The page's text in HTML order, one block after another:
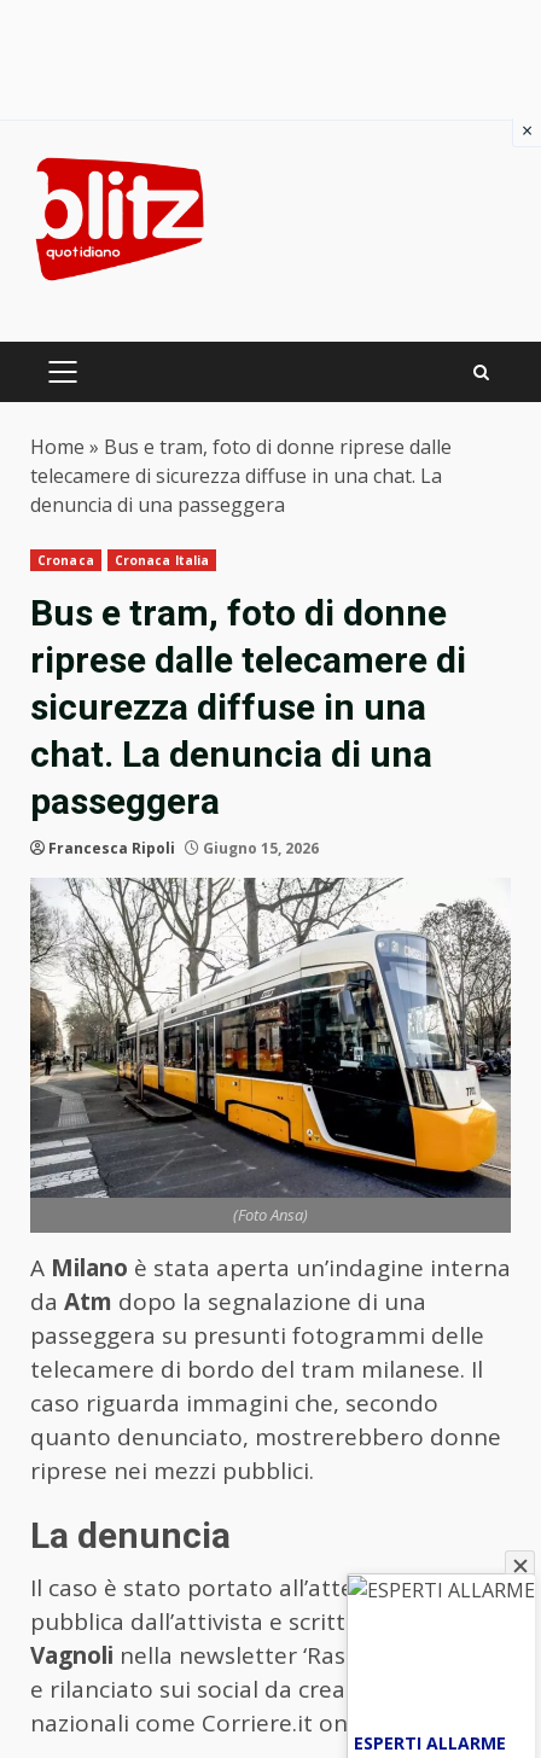
content
PRIMARY
Home » Bus e tram, foto di donne riprese dalle
telecamere di sicurezza diffuse in una chat. La
denuncia di una passeggera
Cronaca Cronaca Italia
Bus e tram, foto di donne
riprese dalle telecamere di
sicurezza diffuse in una
chat. La denuncia di una
passeggera
Francesca Ripoli Giugno 15, 2026
(Foto Ansa)
A Milano è stata aperta un’indagine interna
da Atm dopo la segnalazione di una
passeggera su presunti fotogrammi delle
telecamere di bordo del tram milanese. Il
caso riguarda immagini che, secondo
quanto denunciato, mostrerebbero donne
riprese nei mezzi pubblici.
La denuncia
Il caso è stato portato all’attenzione
pubblica dall’attivista e scrittrice
Vagnoli nella newsletter ‘Rassegna Stanca’
e rilanciato sui social da creator e media
nazionali come Corriere.it online oggi.
×
ESPERTI ALLARME